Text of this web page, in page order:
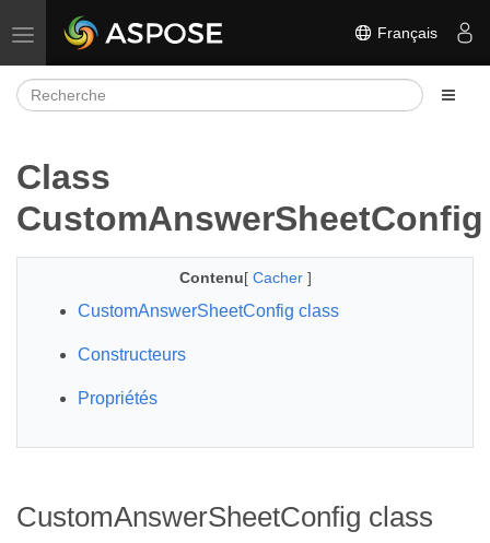
Basculer la navigation Français
Class
CustomAnswerSheetConfig
Contenu[ Cacher ]
CustomAnswerSheetConfig class
Constructeurs
Propriétés
CustomAnswerSheetConfig class